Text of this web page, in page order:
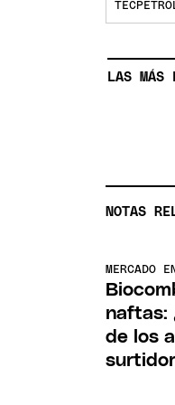
LAS MÁS
NOTAS
MERCADO
naftas:
de los